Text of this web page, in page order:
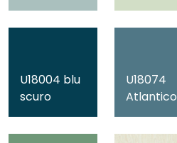
U18004 blu
scuro
U18074
Atlantico